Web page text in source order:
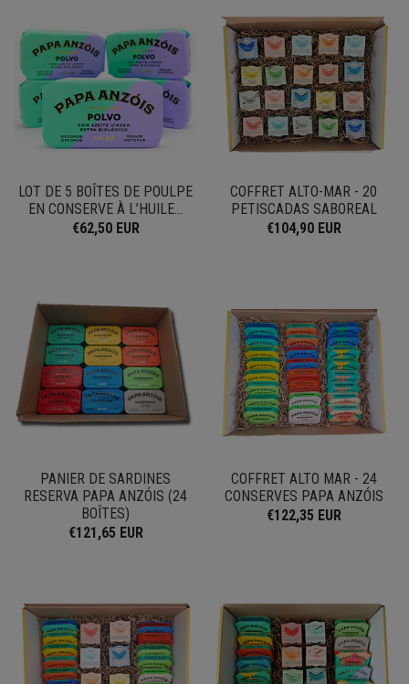
LOT DE 5 BOÎTES DE POULPE
EN CONSERVE À L’HUILE...
€62,50 EUR
COFFRET ALTO-MAR - 20
PETISCADAS SABOREAL
€104,90 EUR
PANIER DE SARDINES
RESERVA PAPA ANZÓIS (24
BOÎTES)
€121,65 EUR
COFFRET ALTO MAR - 24
CONSERVES PAPA ANZÓIS
€122,35 EUR